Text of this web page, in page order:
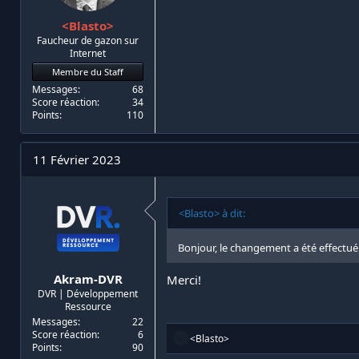
<Blasto>
Faucheur de gazon sur
Internet
Membre du Staff
Messages
68
Score réaction
34
Points
110
11 Février 2023
Akram-DVR
DVR | Développement
Ressource
Messages
22
Score réaction
6
Points
90
<Blasto> à dit:
Bonjour, le changement a été
Merci!
R
<Blasto>